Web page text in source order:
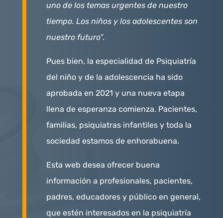
uno de los temas urgentes de nuestro
tiempo. Los niños y los adolescentes son
nuestro futuro”.
Pues bien, la especialidad de Psiquiatría
del niño y de la adolescencia ha sido
aprobada en 2021 y una nueva etapa
llena de esperanza comienza. Pacientes,
familias, psiquiatras infantiles y toda la
sociedad estamos de enhorabuena.
Esta web desea ofrecer buena
información a profesionales, pacientes,
padres, educadores y público en general,
que estén interesados en la psiquiatría